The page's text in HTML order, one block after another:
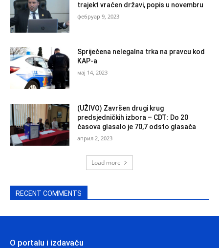
trajekt vraćen državi, popis u novembru
фебруар 9, 2023
Spriječena nelegalna trka na pravcu kod
KAP-a
мај 14, 2023
(UŽIVO) Završen drugi krug
predsjedničkih izbora – CDT: Do 20
časova glasalo je 70,7 odsto glasača
април 2, 2023
Load more
RECENT COMMENTS
O portalu i izdavaču